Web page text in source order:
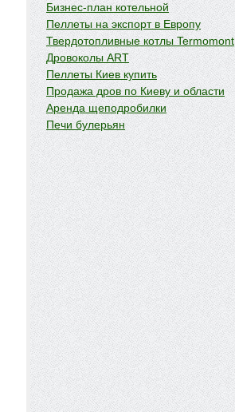
Бизнес-план котельной
Пеллеты на экспорт в Европу
Твердотопливные котлы Termomont
Дровоколы ART
Пеллеты Киев купить
Продажа дров по Киеву и области
Аренда щеподробилки
Печи булерьян